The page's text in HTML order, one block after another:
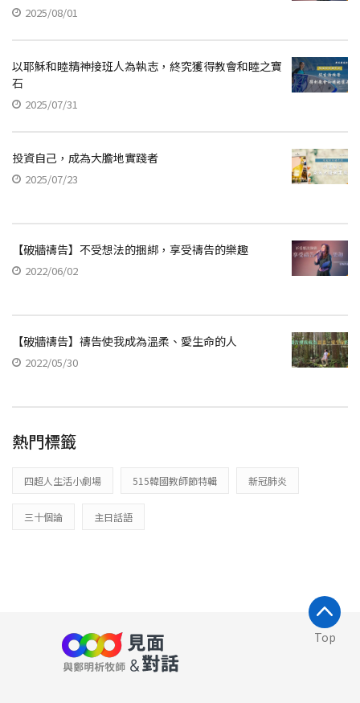
2025/08/01
以耶穌和睦精神接班人為執志，終究獲得教會和睦之寶
石
2025/07/31
投資自己，成為大膽地實踐者
2025/07/23
【破牆禱告】不受想法的捆綁，享受禱告的樂趣
2022/06/02
【破牆禱告】禱告使我成為溫柔、愛生命的人
2022/05/30
熱門標籤
四超人生活小劇場 515韓國教師節特輯 新冠肺炎
三十個論 主日話語
Top